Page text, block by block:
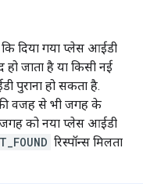
दिया गया प्लेस आईडी
जाता है या किसी नई
पुराना हो सकता है.
वजह से भी जगह के
को नया प्लेस आईडी
रिस्पॉन्स मिलता